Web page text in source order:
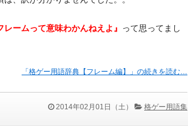
レームって意味わかんねえよ』
って思ってまし
「格ゲー用語辞典【フレーム編】」の続きを読む…
2014年02月01日（土） 格ゲー用語集